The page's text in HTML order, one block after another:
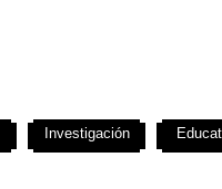
Investigación